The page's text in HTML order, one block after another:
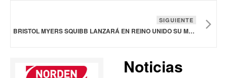
SIGUIENTE
BRISTOL MYERS SQUIBB LANZARÁ EN REINO UNIDO SU MEDICAMENTO PARA TRATAR LA ESQUIZOFRENIA
Noticias